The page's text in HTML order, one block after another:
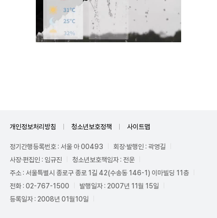
개인정보처리방침 청소년보호정책 사이트맵
정기간행등록번호 : 서울 아 00493
회장·발행인 : 곽영길
사장·편집인 : 임규진
청소년보호책임자 : 전운
주소 : 서울특별시 종로구 종로 1길 42(수송동 146-1) 이마빌딩 11층
전화 : 02-767-1500
발행일자 : 2007년 11월 15일
등록일자 : 2008년 01월10일